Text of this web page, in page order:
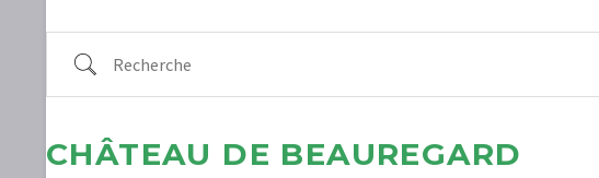
Recherche
CHÂTEAU DE BEAUREGARD